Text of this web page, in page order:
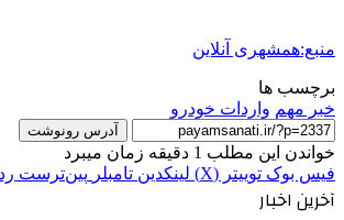
منبع:همشهری آنلاین
برچسب ها
خبر مهم واردات خودرو
آدرس رونوشت
خواندن این مطلب 1 دقیقه زمان میبرد
فیس بوک توییتر (X) لینکدین ‫تامبلر ‫پین‌ترست
آخرین اخبار